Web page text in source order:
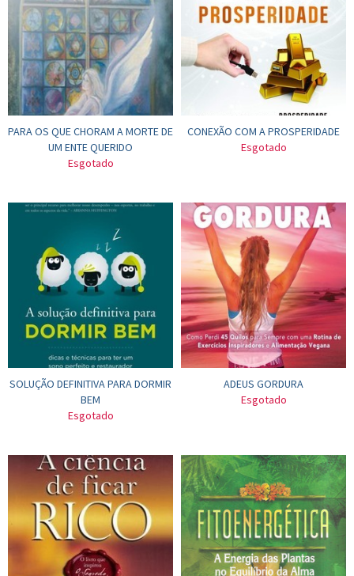
PARA OS QUE CHORAM A MORTE DE
UM ENTE QUERIDO
Esgotado
CONEXÃO COM A PROSPERIDADE
Esgotado
SOLUÇÃO DEFINITIVA PARA DORMIR
BEM
Esgotado
ADEUS GORDURA
Esgotado